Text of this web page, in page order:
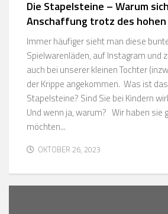
Die Stapelsteine – Warum
Anschaffung trotz des
Immer häufiger sieht man diese
Spielwarenläden, auf Instagram und
auch bei unserer kleinen Tochter
der Krippe angekommen. Was ist
Stapelsteine? Sind Sie bei Kindern
Und wenn ja, warum? Wir haben sie
möchten...
OKTOBER 26, 2023